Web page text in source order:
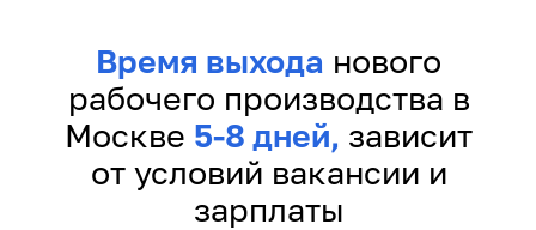
Время выхода нового
рабочего производства в
Москве 5-8 дней, зависит
от условий вакансии и
зарплаты